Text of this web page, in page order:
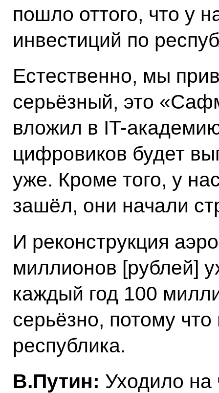
пошло оттого, что у
инвестиций по
Естественно, мы
серьёзный, это
вложил в IT-
цифровиков будет
уже. Кроме того, у
зашёл, они начали
И реконструкция
миллионов [рублей]
каждый год 100
серьёзно, потому
республика.
В.Путин: Уходило на